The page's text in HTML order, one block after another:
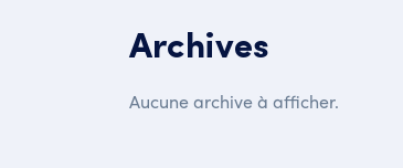
Archives
Aucune archive à afficher.